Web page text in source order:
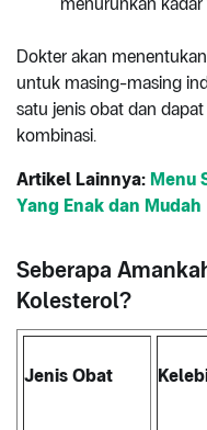
Dokter akan
untuk masing-masing
satu jenis obat dan
kombinasi.
Artikel Lainnya: Menu
Yang Enak dan Mudah
Seberapa
Kolesterol?
Jenis Obat